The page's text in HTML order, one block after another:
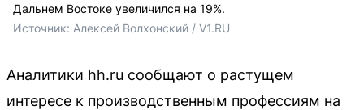
Дальнем Востоке увеличился на 19%.
Источник: Алексей Волхонский / V1.RU
Аналитики hh.ru сообщают о растущем
интересе к производственным профессиям на